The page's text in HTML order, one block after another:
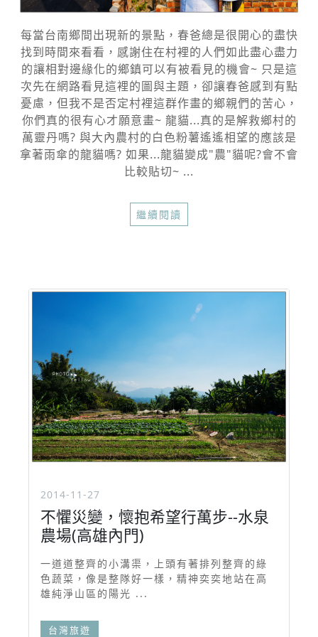
每當台南鄉間出現新的景點，春爸總是很開心的盡快
找到時間來看看，感謝住在村裡的人們如此盡心盡力
的讓相對邊緣化的鄉鎮可以有被看見的機會~ 只是這
次先在網路看見這裡的圖與主題，卻讓春爸感到有點
憂慮，但我不是否定村裡這群作畫的鄉親們的苦心，
你們真的很有心才願意畫~ 龍貓...真的是解救鄉村的
萬靈丹嗎? 與大內農村的白色粉薯遙遙相望的應該是
拿著雨傘的龍貓嗎? 如果...龍貓變成"農"貓呢?會不會
比較貼切~ ...
繼續閱讀
2014-11-27
不懼災變，懷抱希望行萬步--水泉
農場(高雄內門)
一道道整齊的小溝渠，上頭有著排列整齊的綠
色蔬菜，像是整隊好一樣，精神奕奕地站在高
雄純淨山區的陽光 ...
台灣旅遊